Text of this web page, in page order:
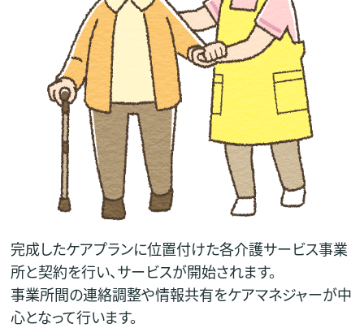
完成したケアプランに位置付けた各介護サービス事業
所と契約を行い、サービスが開始されます。
事業所間の連絡調整や情報共有をケアマネジャーが中
心となって行います。